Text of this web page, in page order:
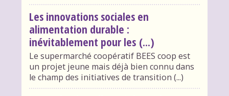
Les innovations sociales en
alimentation durable :
inévitablement pour les (...)
Le supermarché coopératif BEES coop est
un projet jeune mais déjà bien connu dans
le champ des initiatives de transition (...)